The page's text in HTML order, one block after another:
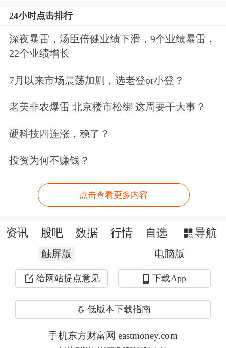
NBD：2025年白银涨幅高达147%。由
于工业需求激增，白银是否已经开始与
黄金价格“脱钩”？
吉姆·罗杰斯：我想重申我的初衷。
拥有白银，但我并不试图通过“交易”白
但我绝不会因此卖掉它。
我希望永远拥有这些白银，并将它们留
还是一份完美的保险单。我们每个人都
不希望真正用到自己的保险，我对白银
的态度也是如此——我希望永远不需要
靠卖掉它来救急，但我必须拥有它。如
果真的到了万不得已的时候，我会卖，
但我由衷希望那一刻永远不要到来。
24小时点击排行
深夜暴雷，汤臣倍健业绩下滑，9个业绩暴雷，
22个业绩增长
7月以来市场震荡加剧，选老登or小登？
老美非农爆雷 北京楼市松绑 这周要干大事？
硬科技四连涨，稳了？
投资为何不赚钱？
点击查看更多内容
资讯 股吧 数据 行情 自选 导航
触屏版 电脑版
给网站提点意见 下载App
低版本下载指南
手机东方财富网 eastmoney.com